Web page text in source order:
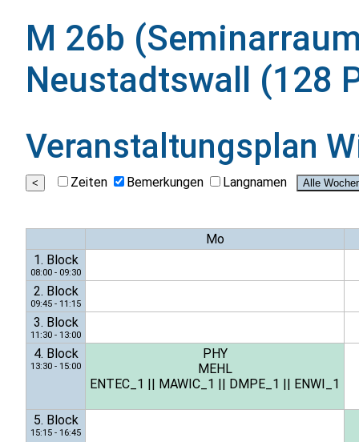
M 26b
Neustadtswall (128
Veranstaltungsplan
Zeiten Bemerkungen Langnamen
Mo
1. Block
08:00 - 09:30
2. Block
09:45 - 11:15
3. Block
11:30 - 13:00
4. Block
13:30 - 15:00
PHY
MEHL
ENTEC_1
MAWIC_1 DMPE_1 ENWI_1
5. Block
15:15 - 16:45